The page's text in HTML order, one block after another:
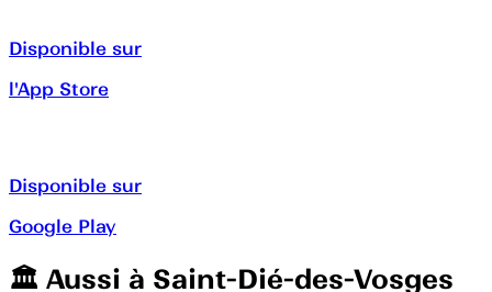
Disponible sur
l'App Store
Disponible sur
Google Play
🏛️️ Aussi à Saint-Dié-des-Vosges